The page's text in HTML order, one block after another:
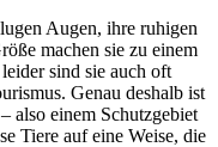
Augen, ihre ruhigen
machen sie zu einem
sind sie auch oft
Genau deshalb ist
also einem Schutzgebiet
Tiere auf eine Weise, die